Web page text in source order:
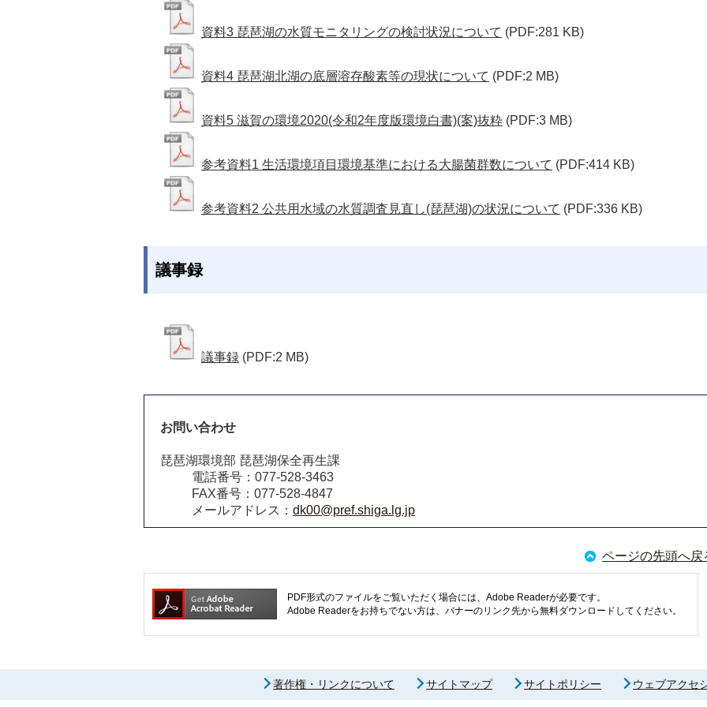
資料3 琵琶湖の水質モニタリングの検討状況について (PDF:281 KB)
資料4 琵琶湖北湖の底層溶存酸素等の現状について (PDF:2 MB)
資料5 滋賀の環境2020(令和2年度版環境白書)(案)抜粋 (PDF:3 MB)
参考資料1 生活環境項目環境基準における大腸菌群数について (PDF:414 KB)
参考資料2 公共用水域の水質調査見直し(琵琶湖)の状況について (PDF:336 KB)
議事録
議事録 (PDF:2 MB)
お問い合わせ
琵琶湖環境部 琵琶湖保全再生課
電話番号：077-528-3463
FAX番号：077-528-4847
メールアドレス： dk00@pref.shiga.lg.jp
ページの先頭へ戻
PDF形式のファイルをご覧いただく場合には、Adobe Readerが必要です。
Adobe Readerをお持ちでない方は、バナーのリンク先から無料ダウンロードしてください。
著作権・リンクについて サイトマップ サイトポリシー ウェブアクセ